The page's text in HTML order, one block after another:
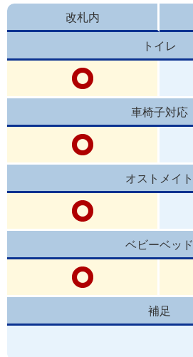
改札内
トイレ
車椅子対応
オストメイト
ベビーベッド
補足